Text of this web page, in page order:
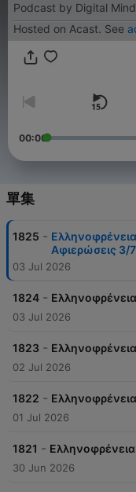
Podcast by Digital
Hosted on Acast. See
00:00
單集
1825 -
Αφιερώσεις 3/
03 Jul 2026
1824 -
03 Jul 2026
1823 -
02 Jul 2026
1822 -
01 Jul 2026
1821 -
30 Jun 2026